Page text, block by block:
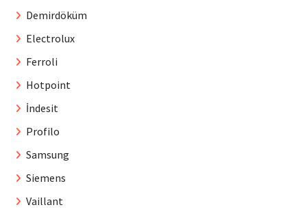
Demirdöküm
Electrolux
Ferroli
Hotpoint
İndesit
Profilo
Samsung
Siemens
Vaillant